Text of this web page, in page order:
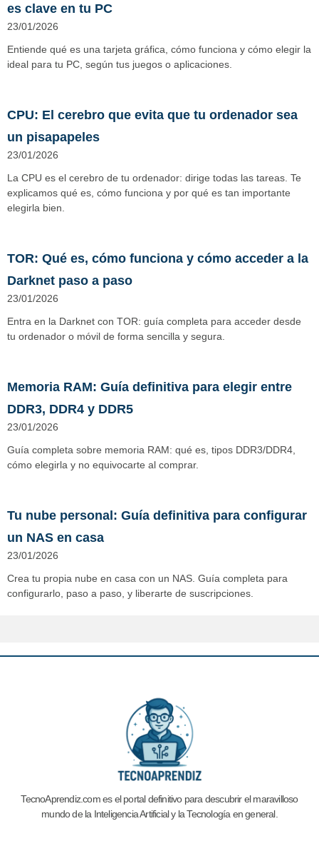
es clave en tu PC
23/01/2026
Entiende qué es una tarjeta gráfica, cómo funciona y cómo elegir la
ideal para tu PC, según tus juegos o aplicaciones.
CPU: El cerebro que evita que tu ordenador sea
un pisapapeles
23/01/2026
La CPU es el cerebro de tu ordenador: dirige todas las tareas. Te
explicamos qué es, cómo funciona y por qué es tan importante
elegirla bien.
TOR: Qué es, cómo funciona y cómo acceder a la
Darknet paso a paso
23/01/2026
Entra en la Darknet con TOR: guía completa para acceder desde
tu ordenador o móvil de forma sencilla y segura.
Memoria RAM: Guía definitiva para elegir entre
DDR3, DDR4 y DDR5
23/01/2026
Guía completa sobre memoria RAM: qué es, tipos DDR3/DDR4,
cómo elegirla y no equivocarte al comprar.
Tu nube personal: Guía definitiva para configurar
un NAS en casa
23/01/2026
Crea tu propia nube en casa con un NAS. Guía completa para
configurarlo, paso a paso, y liberarte de suscripciones.
TecnoAprendiz.com es el portal definitivo para descubrir el maravilloso
mundo de la Inteligencia Artificial y laTecnología en general.